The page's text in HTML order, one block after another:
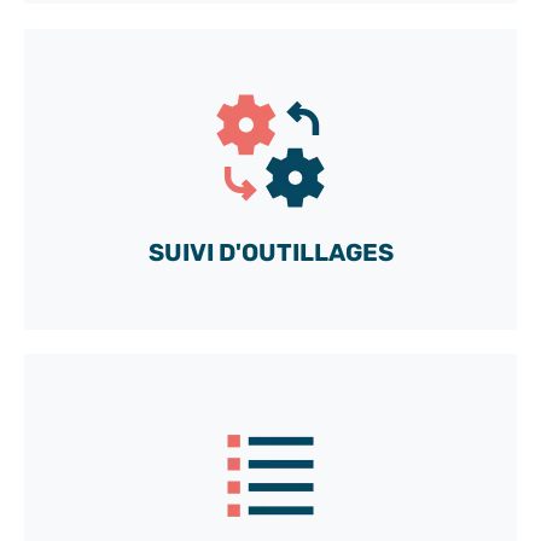
SUIVI D'OUTILLAGES
Accédez gratuitement à notre compte
DÉMO
et découvrez toutes les possibilités de notre boîte
à outils sur-mesure
C'est parti !
DÉMO
et découvrez toutes les possibilités de notre boîte
à outils sur-mesure